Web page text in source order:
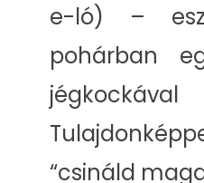
e-ló) –
pohárban
“csináld